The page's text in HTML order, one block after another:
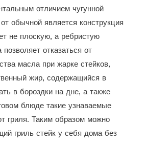
отличием чугунной
обычной является конструкция
не плоскую, а ребристую
отказаться от
масла при жарке стейков,
жир, содержащийся в
в бороздки на дне, а также
блюде такие узнаваемые
гриля. Таким образом можно
гриль стейк у себя дома без